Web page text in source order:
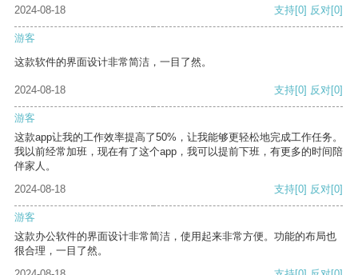
2024-08-18 支持[0] 反对[0]
游客
这款软件的界面设计非常简洁，一目了然。
2024-08-18 支持[0] 反对[0]
游客
这款app让我的工作效率提高了50%，让我能够更轻松地完成工作任务。
我以前经常加班，现在有了这个app，我可以提前下班，有更多的时间陪
伴家人。
2024-08-18
支持[0] 反对[0]
游客
这款办公软件的界面设计非常简洁，使用起来非常方便。功能的布局也
很合理，一目了然。